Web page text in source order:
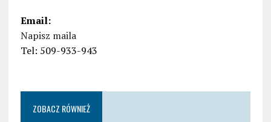
Email:
Napisz maila
Tel: 509-933-943
ZOBACZ RÓWNIEŻ